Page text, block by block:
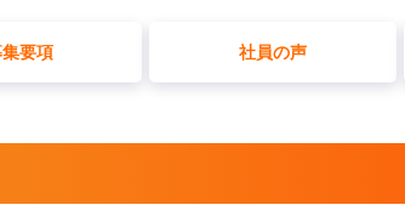
要項 社員の声